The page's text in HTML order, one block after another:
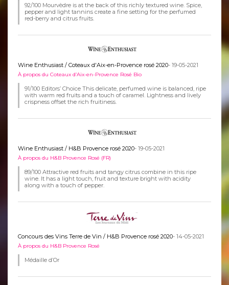
92/100 Mourvèdre is at the back of this richly textured wine. Spice,
pepper and light tannins create a fine setting for the perfumed
red-berry and citrus fruits.
Wine Enthusiast / Coteaux d'Aix-en-Provence rosé 2020- 19-05-2021
À propos du Coteaux d’Aix-en-Provence Rosé Bio
91/100 Editors’ Choice This delicate, perfumed wine is balanced, ripe
with warm red fruits and a touch of caramel. Lightness and lively
crispness offset the rich fruitiness.
Wine Enthusiast / H&B Provence rosé 2020- 19-05-2021
À propos du H&B Provence Rosé (FR)
89/100 Attractive red fruits and tangy citrus combine in this ripe
wine. It has a light touch, fruit and texture bright with acidity
along with a touch of pepper.
Concours des Vins Terre de Vin / H&B Provence rosé 2020- 14-05-2021
À propos du H&B Provence Rosé
Médaille d’Or